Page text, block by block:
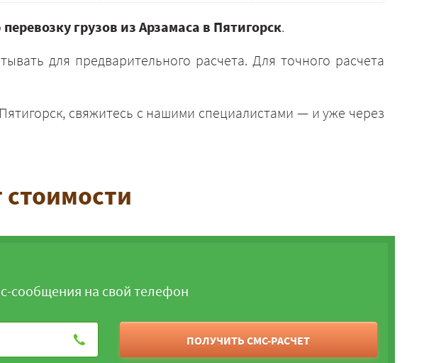
грузов из Арзамаса в Пятигорск.
для предварительного расчета. Для точного расчета
свяжитесь с нашими специалистами — и уже через
стоимости
сообщения на свой телефон
ПОЛУЧИТЬ СМС-РАСЧЕТ